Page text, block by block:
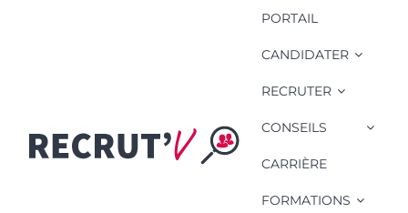
PORTAIL
CANDIDATER
RECRUTER
CONSEILS
CARRIÈRE
FORMATIONS
Compétence
Candidat: rédiger
un rapport